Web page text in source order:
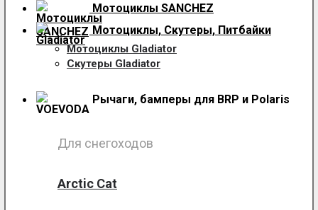
Мотоциклы SANCHEZ
Мотоциклы, Скутеры, Питбайки
Мотоциклы Gladiator
Скутеры Gladiator
Рычаги, бамперы для BRP и Polaris
Для снегоходов
Arctic Cat